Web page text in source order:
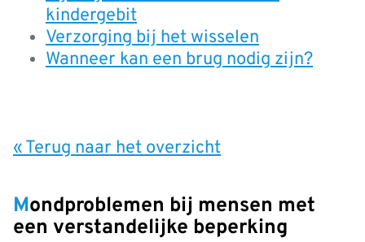
kindergebit
Verzorging bij het wisselen
Wanneer kan een brug nodig zijn?
« Terug naar het overzicht
Mondproblemen bij mensen met
een verstandelijke beperking